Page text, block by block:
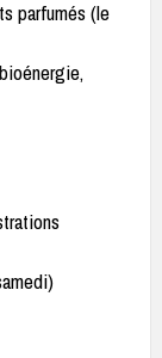
parfumés (le